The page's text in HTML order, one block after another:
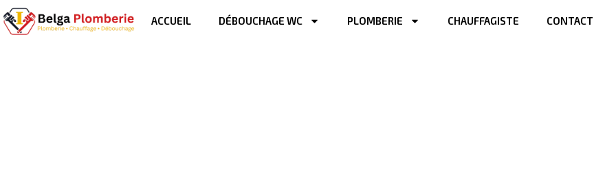
ACCUEIL DÉBOUCHAGE WC PLOMBERIE CHAUFFAGISTE CONTACT